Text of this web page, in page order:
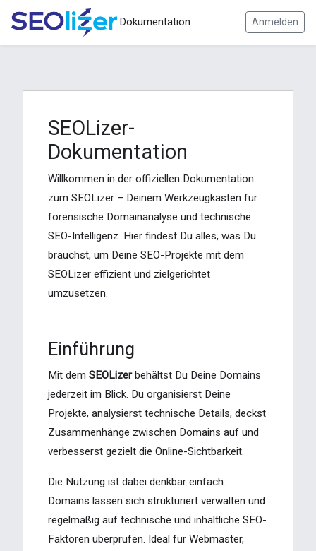
Dokumentation Anmelden
SEOLizer-
Dokumentation
Willkommen in der offiziellen Dokumentation
zum SEOLizer – Deinem Werkzeugkasten für
forensische Domainanalyse und technische
SEO-Intelligenz. Hier findest Du alles, was Du
brauchst, um Deine SEO-Projekte mit dem
SEOLizer effizient und zielgerichtet
umzusetzen.
Einführung
Mit dem SEOLizerbehältst Du Deine Domains
jederzeit im Blick. Du organisierst Deine
Projekte, analysierst technische Details, deckst
Zusammenhänge zwischen Domains auf und
verbesserst gezielt die Online-Sichtbarkeit.
Die Nutzung ist dabei denkbar einfach:
Domains lassen sich strukturiert verwalten und
regelmäßig auf technische und inhaltliche SEO-
Faktoren überprüfen. Ideal für Webmaster,